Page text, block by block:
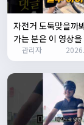
배과장12:48:33
명절에도 열심
존명12:42:39
명신이 13:35:29
안녕하세요
자전거 도둑맞을까
가는 분은 이 영상
니다
관리자